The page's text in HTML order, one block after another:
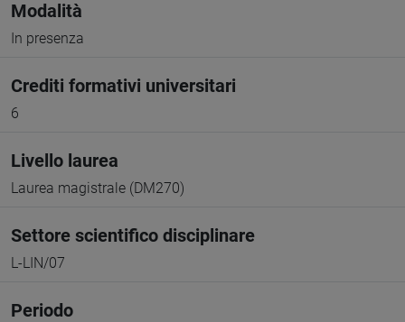
Modalità
In presenza
Crediti formativi universitari
6
Livello laurea
Laurea magistrale (DM270)
Settore scientifico disciplinare
L-LIN/07
Periodo